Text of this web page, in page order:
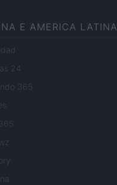
E AMERICA LATINA
24
365